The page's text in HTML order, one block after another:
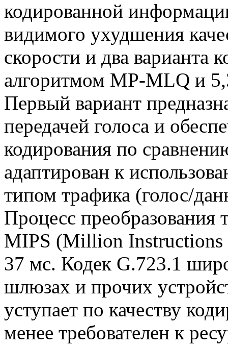
кодированной
видимого ухудшения
скорости и два варианта
алгоритмом MP-MLQ и
Первый вариант
передачей голоса и
кодирования по
адаптирован к
типом трафика (голос/
Процесс преобразования
MIPS (Million Instructions
37 мс. Кодек G.723.1
шлюзах и прочих
уступает по качеству
менее требователен к